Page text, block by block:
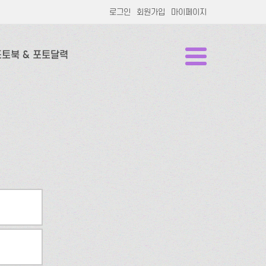
로그인 회원가입 마이페이지
북 & 포토달력